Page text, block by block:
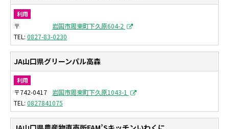
利用
〒
岩国市周東町下久原604-2
0827-83-0230
JA山口県グリーンパル高森
利用
〒742-0417
岩国市周東町下久原1043-1
0827841075